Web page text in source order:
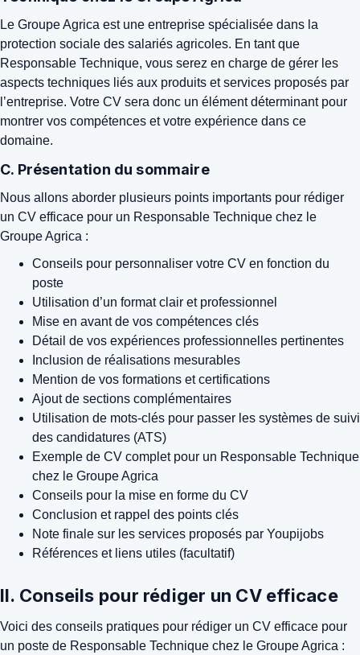
Le Groupe Agrica est une entreprise spécialisée dans la
protection sociale des salariés agricoles. En tant que
Responsable Technique, vous serez en charge de gérer les
aspects techniques liés aux produits et services proposés par
l’entreprise. Votre CV sera donc un élément déterminant pour
montrer vos compétences et votre expérience dans ce
domaine.
C. Présentation du sommaire
Nous allons aborder plusieurs points importants pour rédiger
un CV efficace pour un Responsable Technique chez le
Groupe Agrica :
Conseils pour personnaliser votre CV en fonction du
poste
Utilisation d’un format clair et professionnel
Mise en avant de vos compétences clés
Détail de vos expériences professionnelles pertinentes
Inclusion de réalisations mesurables
Mention de vos formations et certifications
Ajout de sections complémentaires
Utilisation de mots-clés pour passer les systèmes de suivi
des candidatures (ATS)
Exemple de CV complet pour un Responsable Technique
chez le Groupe Agrica
Conseils pour la mise en forme du CV
Conclusion et rappel des points clés
Note finale sur les services proposés par Youpijobs
Références et liens utiles (facultatif)
II. Conseils pour rédiger un CV efficace
Voici des conseils pratiques pour rédiger un CV efficace pour
un poste de Responsable Technique chez le Groupe Agrica :